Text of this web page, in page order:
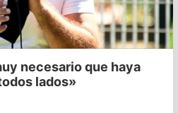
necesario que haya
lados»